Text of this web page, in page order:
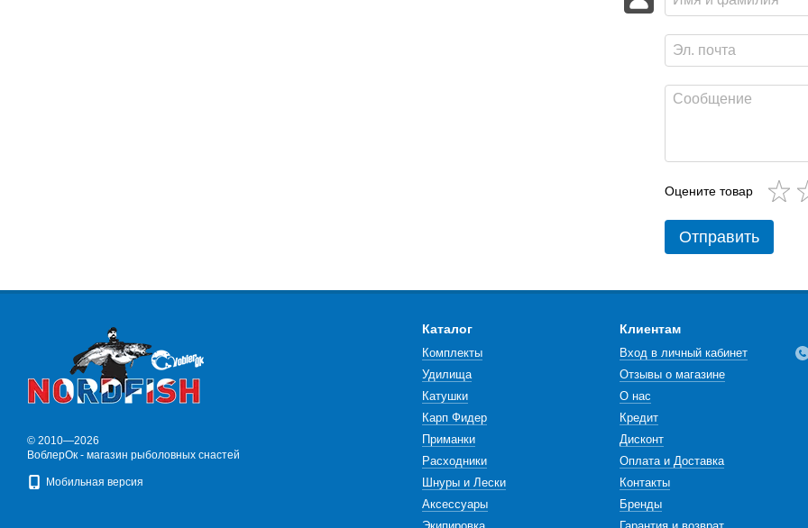
Оцените товар
Отправить
© 2010—2026
ВоблерОк - магазин рыболовных снастей
Мобильная версия
Каталог
Комплекты
Удилища
Катушки
Карп Фидер
Приманки
Расходники
Шнуры и Лески
Аксессуары
Клиентам
Вход в личный кабинет
Отзывы о магазине
О нас
Кредит
Дисконт
Оплата и Доставка
Контакты
Бренды